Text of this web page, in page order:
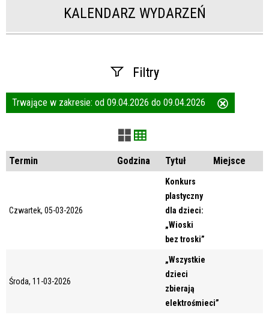
KALENDARZ WYDARZEŃ
Filtry
Szukana fraza
Kategoria
Trwające w zakresie: od 09.04.2026 do 09.04.2026
Termin Godzina Tytuł Miejsce
Czwartek, 05-03-2026
Konkurs
plastyczny
dla dzieci:
„Wioski
bez troski”
Środa, 11-03-2026
„Wszystkie
dzieci
zbierają
elektrośmieci”